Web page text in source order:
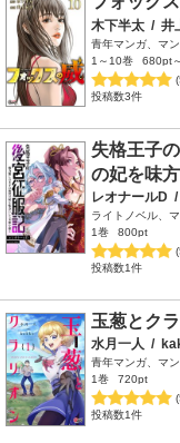
木下半太 / 井
青年マンガ、マ
1～10巻
680pt
投稿数3件
失格王子
の妃を味
レオナールD /
ライトノベル、
1巻
800pt
投稿数1件
玉葱とク
水月一人 /
青年マンガ、マ
1巻
720pt
投稿数1件